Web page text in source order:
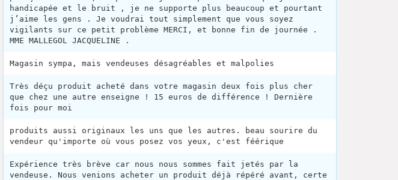
handicapée et le bruit , je ne supporte plus beaucoup et pourtant
j’aime les gens . Je voudrai tout simplement que vous soyez
vigilants sur ce petit problème MERCI, et bonne fin de journée .
MME MALLEGOL JACQUELINE .
Magasin sympa, mais vendeuses désagréables et malpolies
Très déçu produit acheté dans votre magasin deux fois plus cher
que chez une autre enseigne ! 15 euros de différence ! Dernière
fois pour moi
produits aussi originaux les uns que les autres. beau sourire du
vendeur qu'importe où vous posez vos yeux, c'est féérique
Expérience très brève car nous nous sommes fait jetés par la
vendeuse. Nous venions acheter un produit déjà répéré avant, certe